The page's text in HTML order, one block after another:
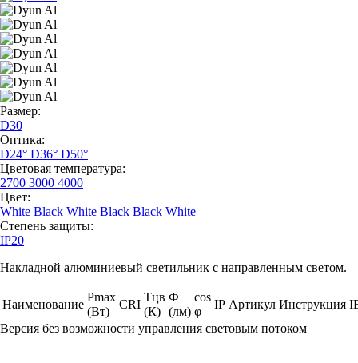
Размер:
D30
Оптика:
D24° D36° D50°
Цветовая температура:
2700 3000 4000
Цвет:
White Black White Black Black White
Степень защиты:
IP20
Накладной алюминиевый светильник с направленным светом.
Наименование
Pmax
(Вт)
CRI
Тцв
(К)
Ф
(лм)
cos
φ
IP Артикул Инструкция
Версия без возможности управления световым потоком